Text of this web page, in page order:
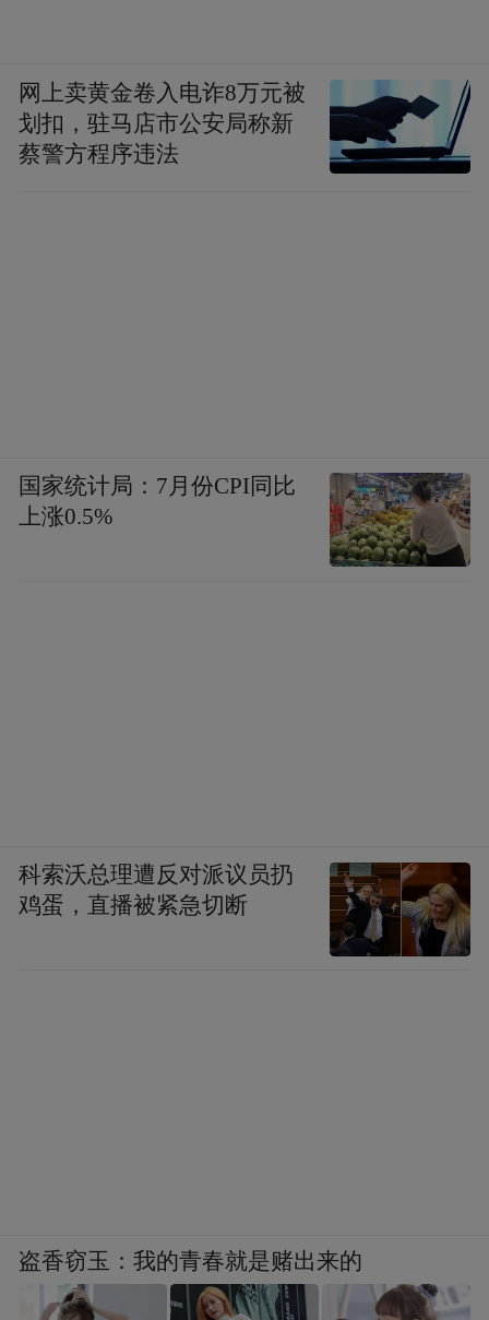
网上卖黄金卷入电诈8万元被
划扣，驻马店市公安局称新
蔡警方程序违法
国家统计局：7月份CPI同比
上涨0.5%
科索沃总理遭反对派议员扔
鸡蛋，直播被紧急切断
盗香窃玉：我的青春就是赌出来的